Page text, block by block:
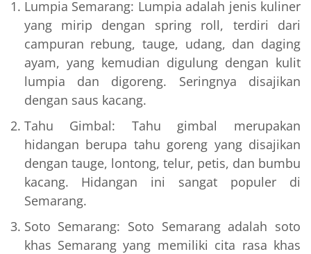
Lumpia Semarang: Lumpia adalah jenis kuliner
yang mirip dengan spring roll, terdiri dari
campuran rebung, tauge, udang, dan daging
ayam, yang kemudian digulung dengan kulit
lumpia dan digoreng. Seringnya disajikan
dengan saus kacang.
Tahu Gimbal: Tahu gimbal merupakan
hidangan berupa tahu goreng yang disajikan
dengan tauge, lontong, telur, petis, dan bumbu
kacang. Hidangan ini sangat populer di
Semarang.
Soto Semarang: Soto Semarang adalah soto
khas Semarang yang memiliki cita rasa khas